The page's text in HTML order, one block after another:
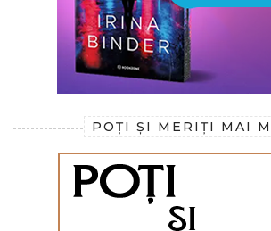
POȚI ȘI MERIȚI MAI